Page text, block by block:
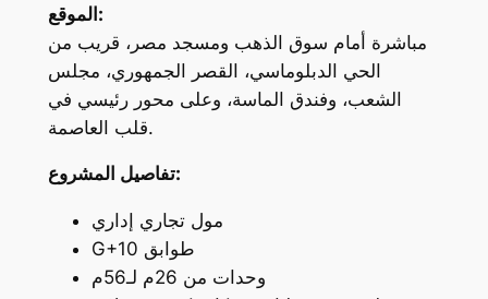
الموقع:
مباشرة أمام سوق الذهب ومسجد مصر، قريب من
الحي الدبلوماسي، القصر الجمهوري، مجلس
الشعب، وفندق الماسة، وعلى محور رئيسي في
قلب العاصمة.
تفاصيل المشروع:
مول تجاري إداري
G+10 طوابق
وحدات من 26م لـ56م